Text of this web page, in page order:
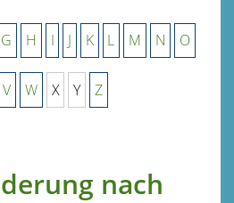
G H I J K L M N O
V W X Y Z
nach